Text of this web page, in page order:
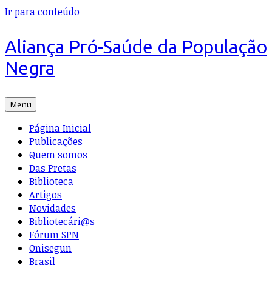
Ir para conteúdo
Aliança Pró-Saúde da População
Negra
Menu
Página Inicial
Publicações
Quem somos
Das Pretas
Biblioteca
Artigos
Novidades
Bibliotecári@s
Fórum SPN
Onisegun
Brasil